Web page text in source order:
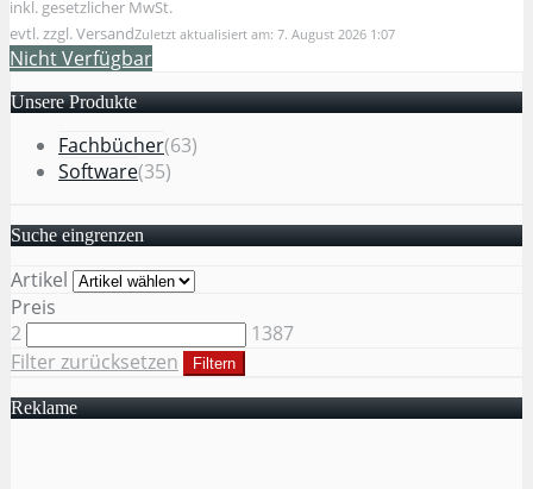
inkl. gesetzlicher MwSt.
evtl. zzgl. VersandZuletzt aktualisiert am: 7. August 2026 1:07
Nicht Verfügbar
Unsere Produkte
Fachbücher(63)
Software(35)
Suche eingrenzen
Artikel
Preis
2
1387
Filter zurücksetzen
Filtern
Reklame